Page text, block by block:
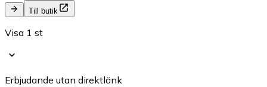
Till butik
Visa 1 st
Erbjudande utan direktlänk